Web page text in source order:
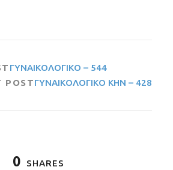
ΓΥΝΑΙΚΟΛΟΓΙΚΟ – 544
POSTΓΥΝΑΙΚΟΛΟΓΙΚΟ ΚΗΝ – 428
0 SHARES